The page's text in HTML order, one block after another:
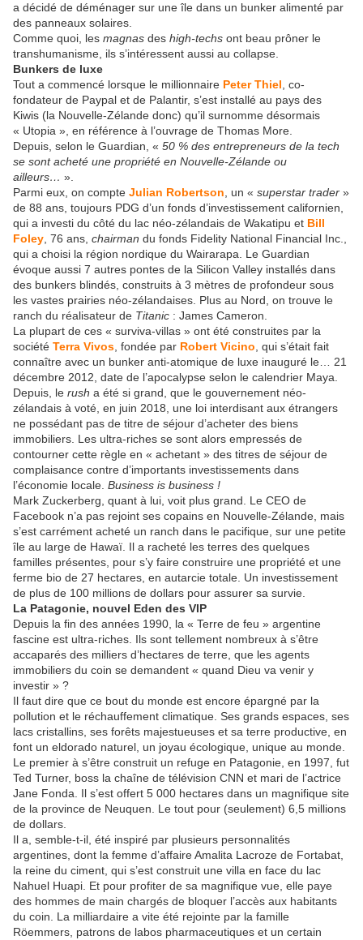
a décidé de déménager sur une île dans un bunker alimenté par
des panneaux solaires.
Comme quoi, les magnas des high-techs ont beau prôner le
transhumanisme, ils s’intéressent aussi au collapse.
Bunkers de luxe
Tout a commencé lorsque le millionnaire Peter Thiel , co-
fondateur de Paypal et de Palantir, s’est installé au pays des
Kiwis (la Nouvelle-Zélande donc) qu’il surnomme désormais
« Utopia », en référence à l’ouvrage de Thomas More.
Depuis, selon le Guardian, « 50 % des entrepreneurs de la tech
se sont acheté une propriété en Nouvelle-Zélande ou
ailleurs… ».
Parmi eux, on compte Julian Robertson , un « superstar trader »
de 88 ans, toujours PDG d’un fonds d’investissement californien,
qui a investi du côté du lac néo-zélandais de Wakatipu et Bill
Foley , 76 ans, chairman du fonds Fidelity National Financial Inc.,
qui a choisi la région nordique du Wairarapa. Le Guardian
évoque aussi 7 autres pontes de la Silicon Valley installés dans
des bunkers blindés, construits à 3 mètres de profondeur sous
les vastes prairies néo-zélandaises. Plus au Nord, on trouve le
ranch du réalisateur de Titanic : James Cameron.
La plupart de ces « surviva-villas » ont été construites par la
société Terra Vivos , fondée par Robert Vicino , qui s’était fait
connaître avec un bunker anti-atomique de luxe inauguré le… 21
décembre 2012, date de l’apocalypse selon le calendrier Maya.
Depuis, le rush a été si grand, que le gouvernement néo-
zélandais à voté, en juin 2018, une loi interdisant aux étrangers
ne possédant pas de titre de séjour d’acheter des biens
immobiliers. Les ultra-riches se sont alors empressés de
contourner cette règle en « achetant » des titres de séjour de
complaisance contre d’importants investissements dans
l’économie locale. Business is business !
Mark Zuckerberg, quant à lui, voit plus grand. Le CEO de
Facebook n’a pas rejoint ses copains en Nouvelle-Zélande, mais
s’est carrément acheté un ranch dans le pacifique, sur une petite
île au large de Hawaï. Il a racheté les terres des quelques
familles présentes, pour s’y faire construire une propriété et une
ferme bio de 27 hectares, en autarcie totale. Un investissement
de plus de 100 millions de dollars pour assurer sa survie.
La Patagonie, nouvel Eden des VIP
Depuis la fin des années 1990, la « Terre de feu » argentine
fascine est ultra-riches. Ils sont tellement nombreux à s’être
accaparés des milliers d’hectares de terre, que les agents
immobiliers du coin se demandent « quand Dieu va venir y
investir » ?
Il faut dire que ce bout du monde est encore épargné par la
pollution et le réchauffement climatique. Ses grands espaces, ses
lacs cristallins, ses forêts majestueuses et sa terre productive, en
font un eldorado naturel, un joyau écologique, unique au monde.
Le premier à s’être construit un refuge en Patagonie, en 1997, fut
Ted Turner, boss la chaîne de télévision CNN et mari de l’actrice
Jane Fonda. Il s’est offert 5 000 hectares dans un magnifique site
de la province de Neuquen. Le tout pour (seulement) 6,5 millions
de dollars.
Il a, semble-t-il, été inspiré par plusieurs personnalités
argentines, dont la femme d’affaire Amalita Lacroze de Fortabat,
la reine du ciment, qui s’est construit une villa en face du lac
Nahuel Huapi. Et pour profiter de sa magnifique vue, elle paye
des hommes de main chargés de bloquer l’accès aux habitants
du coin. La milliardaire a vite été rejointe par la famille
Röemmers, patrons de labos pharmaceutiques et un certain